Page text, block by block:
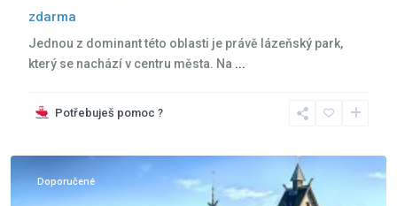
zdarma
Jednou z dominant této oblasti je právě lázeňský park,
který se nachází v centru města. Na ...
Potřebuješ pomoc ?
Krkonoše,
Doporučené